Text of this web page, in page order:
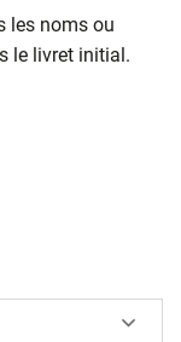
les noms ou
le livret initial.